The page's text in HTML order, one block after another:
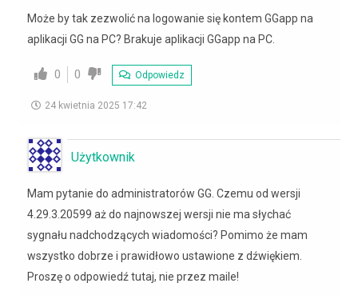
Może by tak zezwolić na logowanie się kontem GGapp na
aplikacji GG na PC? Brakuje aplikacji GGapp na PC.
0 0 Odpowiedz
24 kwietnia 2025 17:42
Użytkownik
Mam pytanie do administratorów GG. Czemu od wersji
4.29.3.20599 aż do najnowszej wersji nie ma słychać
sygnału nadchodzących wiadomości? Pomimo że mam
wszystko dobrze i prawidłowo ustawione z dźwiękiem.
Proszę o odpowiedź tutaj, nie przez maile!